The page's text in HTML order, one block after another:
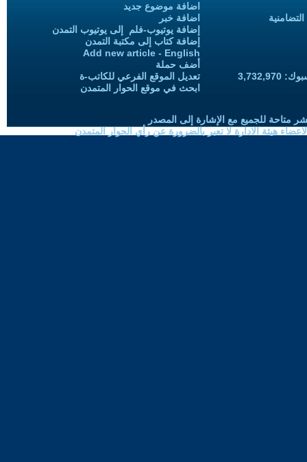
اضافة موضوع جديد
اضافة خبر
إضافة يوتيوب-فلم إلى يوتيوب التمدن
إضافة كتاب إلى مكتبة التمدن
Add new article - English
أضف حملة
تعديل الموقع الفرعي للكاتب-ة
ابحث في موقع الحوار المتمدن
متاحة للجميع مع الإشارة إلى المصدر
هيئة الادارة لا تعبر بالضرورة عن رأي الحوار المتمدن